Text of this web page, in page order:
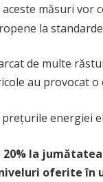
aceste măsuri vor
la
de multe
au provocat
energiei
20% la
oferite în